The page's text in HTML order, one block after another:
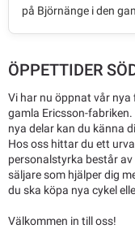
på Björnänge i den
ÖPPETTIDER
Vi har nu öppnat vår nya
gamla Ericsson-
nya delar kan du känna
Hos oss hittar du ett
personalstyrka består
säljare som hjälper dig
du ska köpa nya cykel
Välkommen in till oss!